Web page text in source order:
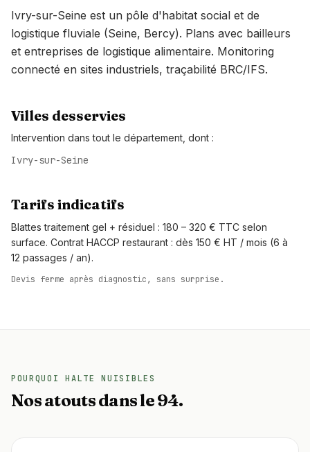
Ivry-sur-Seine est un pôle d'habitat social et de
logistique fluviale (Seine, Bercy). Plans avec bailleurs
et entreprises de logistique alimentaire. Monitoring
connecté en sites industriels, traçabilité BRC/IFS.
Villes desservies
Intervention dans tout le département, dont :
Ivry-sur-Seine
Tarifs indicatifs
Blattes traitement gel + résiduel : 180 – 320 € TTC selon
surface. Contrat HACCP restaurant : dès 150 € HT / mois (6 à
12 passages / an).
Devis ferme après diagnostic, sans surprise.
POURQUOI HALTE NUISIBLES
Nos atouts dans le 94.